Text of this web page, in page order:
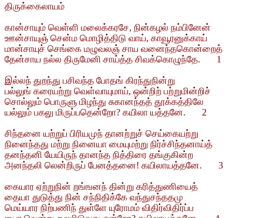
திருக்கைலாயம்
கான்சாயும் வெள்ளி மலைக்கரசே, நின்கழல் நம்பினேன்
ஊன்சாயுஞ் சென்ம மொழித்திடு வாய், காவூரனுக்காய்
மான்சாயுச் செங்கை மழுவலஞ் சாய வனைந்தகொன்றைத்
தேன்சாய நல்ல திருமேனி சாய்த்த சிவக்கொழுந்தே. 1
இல்லந் துறந்து பசிவந்த போதங் கிரந்துநின்று
பல்லுங் கரையற்று வெள்வாயுமாய், ஒன்றிற் பற்றுமின்றிச்
சொல்லும் பொருளு மிழந்து சுகானந்தத் தூக்கத்திலே
யல்லும் பகலு மிருப்பதென்றோ? கயிலா யத்தனே. 2
சிந்தனை யற்றுப் பிரியமுந் தானற்றுச் செய்கையற்று
நினைந்தது மற்று நினையா மையுமற்று நிர்ச்சிந்தனாய்த்
தனந்தனி யேயிருந் தானந்த நித்திரை தங்குகின்ற
அனந்தலி லென்றிருப் பேனத்தனை! கயிலாயத்தனே. 3
கையார ஏற்றுநின் றங்ஙனந் தின்று கரித்துணியைத்
தையா துடுத்து நின் சந்நிதிக்கே வந்துசந்ததமு
மெய்யார நிற்பணிந் துள்ளே யுரோமம் விதிர்விதிர்ப்ப